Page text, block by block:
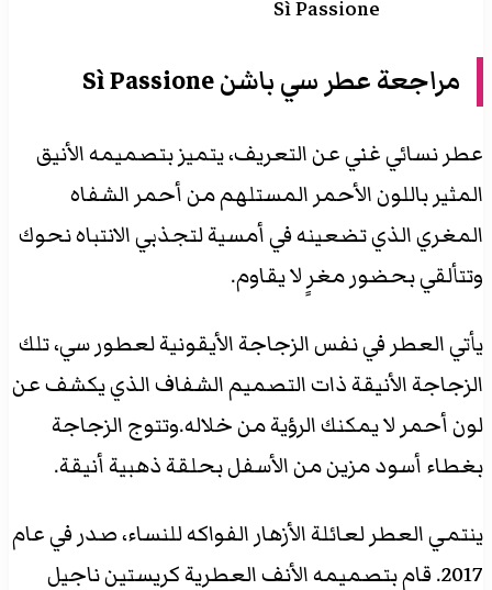
Sì Passione
مراجعة عطر سيباشنSì Passione
عطر نسائي غني عن التعريف، يتميز بتصميمه الأنيق
المثير باللون الأحمر المستلهم من أحمر الشفاه
المغري الذي تضعينه في أمسية لتجذبي الانتباه نحوك
وتتألقي بحضور مغرٍ لا يقاوم.
يأتي العطر في نفس الزجاجة الأيقونية لعطور سي، تلك
الزجاجة الأنيقة ذات التصميم الشفاف الذي يكشف عن
لون أحمر لا يمكنك الرؤية من خلاله.وتتوج الزجاجة
بغطاء أسود مزين من الأسفل بحلقة ذهبية أنيقة.
ينتمي العطر لعائلة الأزهار الفواكه للنساء، صدر في عام
2017. قام بتصميمه الأنف العطرية كريستين ناجيل